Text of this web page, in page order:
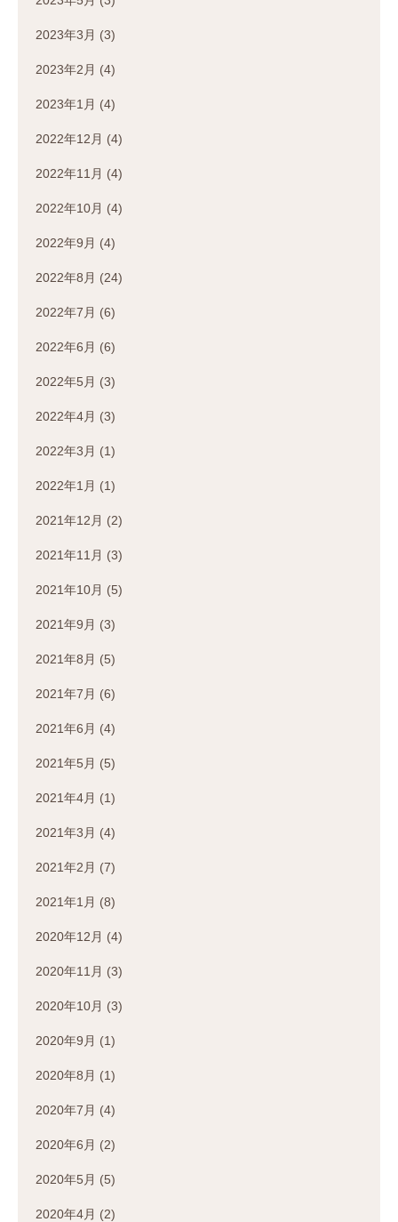
2023年3月 (3)
2023年2月 (4)
2023年1月 (4)
2022年12月 (4)
2022年11月 (4)
2022年10月 (4)
2022年9月 (4)
2022年8月 (24)
2022年7月 (6)
2022年6月 (6)
2022年5月 (3)
2022年4月 (3)
2022年3月 (1)
2022年1月 (1)
2021年12月 (2)
2021年11月 (3)
2021年10月 (5)
2021年9月 (3)
2021年8月 (5)
2021年7月 (6)
2021年6月 (4)
2021年5月 (5)
2021年4月 (1)
2021年3月 (4)
2021年2月 (7)
2021年1月 (8)
2020年12月 (4)
2020年11月 (3)
2020年10月 (3)
2020年9月 (1)
2020年8月 (1)
2020年7月 (4)
2020年6月 (2)
2020年5月 (5)
2020年4月 (2)